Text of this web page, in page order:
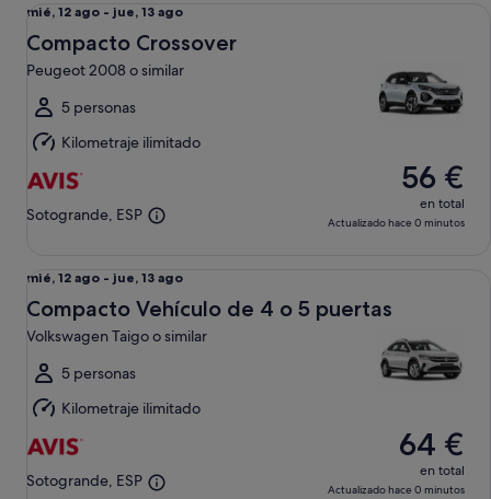
Del
mié,
12
ago
al
jue,
13
ago
mié, 12 ago - jue, 13 ago
Compacto Crossover
Peugeot 2008 o similar
5 personas
Kilometraje ilimitado
Sotogrande, ESP
56 €
en total
Actualizado hace 0 minutos
Del
mié,
12
ago
al
jue,
13
ago
mié, 12 ago - jue, 13 ago
Compacto Vehículo de 4 o 5 puertas
Volkswagen Taigo o similar
5 personas
Kilometraje ilimitado
Sotogrande, ESP
64 €
en total
Actualizado hace 0 minutos